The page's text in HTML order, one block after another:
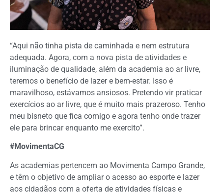
“Aqui não tinha pista de caminhada e nem estrutura
adequada. Agora, com a nova pista de atividades e
iluminação de qualidade, além da academia ao ar livre,
teremos o benefício de lazer e bem-estar. Isso é
maravilhoso, estávamos ansiosos. Pretendo vir praticar
exercícios ao ar livre, que é muito mais prazeroso. Tenho
meu bisneto que fica comigo e agora tenho onde trazer
ele para brincar enquanto me exercito”.
#MovimentaCG
As academias pertencem ao Movimenta Campo Grande,
e têm o objetivo de ampliar o acesso ao esporte e lazer
aos cidadãos com a oferta de atividades físicas e